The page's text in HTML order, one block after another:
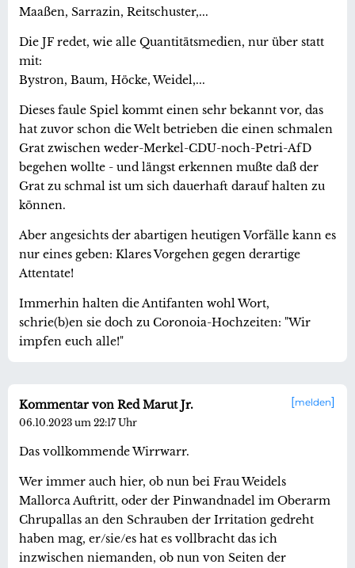
Maaßen, Sarrazin, Reitschuster,...
Die JF redet, wie alle Quantitätsmedien, nur über statt
mit:
Bystron, Baum, Höcke, Weidel,...
Dieses faule Spiel kommt einen sehr bekannt vor, das
hat zuvor schon die Welt betrieben die einen schmalen
Grat zwischen weder-Merkel-CDU-noch-Petri-AfD
begehen wollte - und längst erkennen mußte daß der
Grat zu schmal ist um sich dauerhaft darauf halten zu
können.
Aber angesichts der abartigen heutigen Vorfälle kann es
nur eines geben: Klares Vorgehen gegen derartige
Attentate!
Immerhin halten die Antifanten wohl Wort,
schrie(b)en sie doch zu Coronoia-Hochzeiten: "Wir
impfen euch alle!"
melden
Kommentar von Red Marut Jr.
06.10.2023 um 22:17 Uhr
Das vollkommende Wirrwarr.
Wer immer auch hier, ob nun bei Frau Weidels
Mallorca Auftritt, oder der Pinwandnadel im Oberarm
Chrupallas an den Schrauben der Irritation gedreht
haben mag, er/sie/es hat es vollbracht das ich
inzwischen niemanden, ob nun von Seiten der